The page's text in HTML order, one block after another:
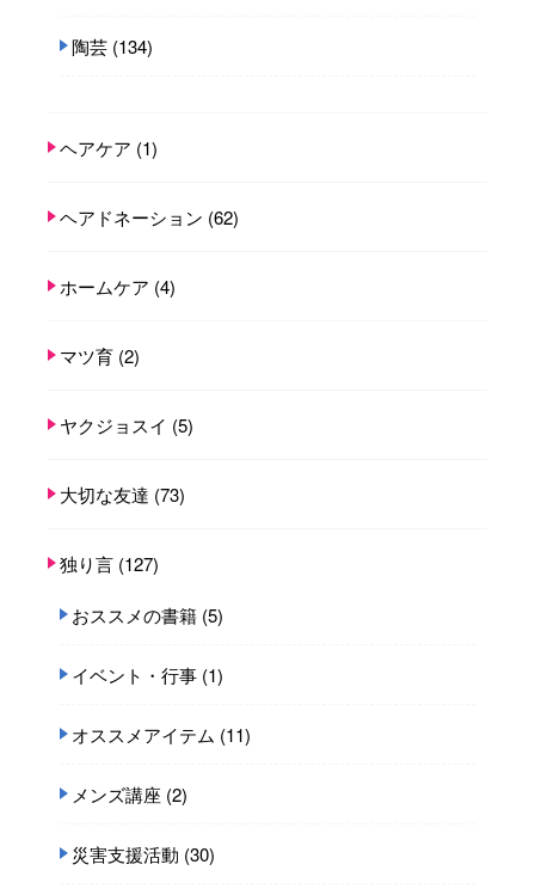
陶芸 (134)
ヘアケア (1)
ヘアドネーション (62)
ホームケア (4)
マツ育 (2)
ヤクジョスイ (5)
大切な友達 (73)
独り言 (127)
おススメの書籍 (5)
イベント・行事 (1)
オススメアイテム (11)
メンズ講座 (2)
災害支援活動 (30)